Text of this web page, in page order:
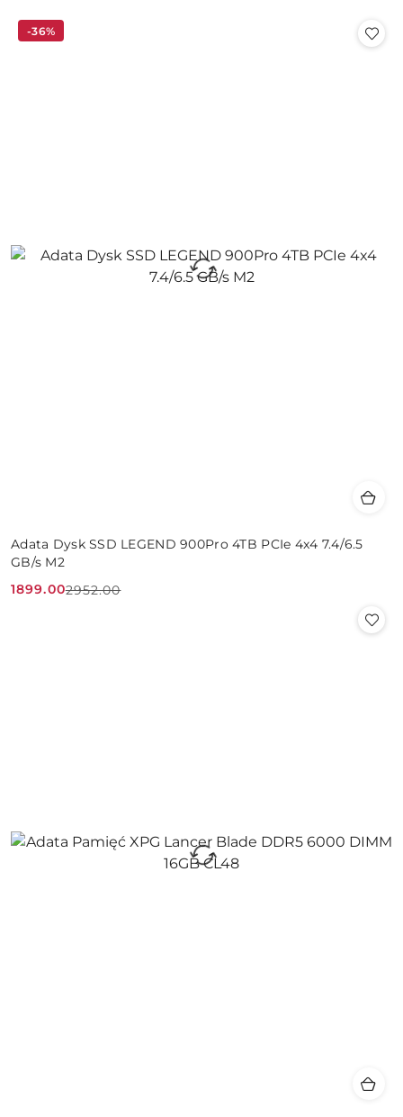
Adata Dysk SSD LEGEND 900Pro 4TB PCIe 4x4 7.4/6.5
GB/s M2
Cena
1899.00
Cena
2952.00
-36%